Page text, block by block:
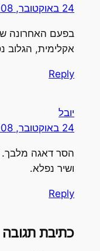
24 באוקטובר, 2008
בפעם האחרונה
אקלימית, הגלוב
Reply
יובל
24 באוקטובר, 2008
הסר דאגה מלבך.
ושיר נפלא.
Reply
כתיבת תגובה